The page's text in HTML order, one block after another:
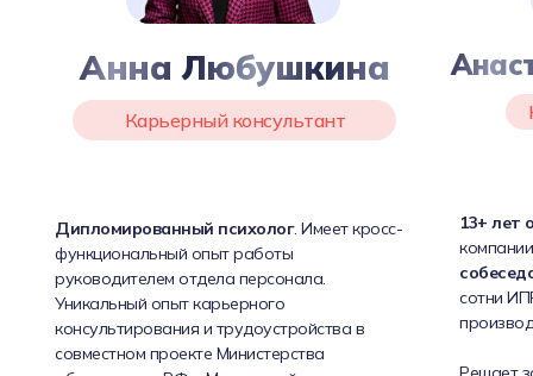
13+ лет
сотни
Дипломированный психолог. Имеет кросс-
функциональный опыт работы
руководителем отдела персонала.
Уникальный опыт карьерного
консультирования и трудоустройства в
совместном проекте Министерства
Карьерный консультант
Анна Любушкина